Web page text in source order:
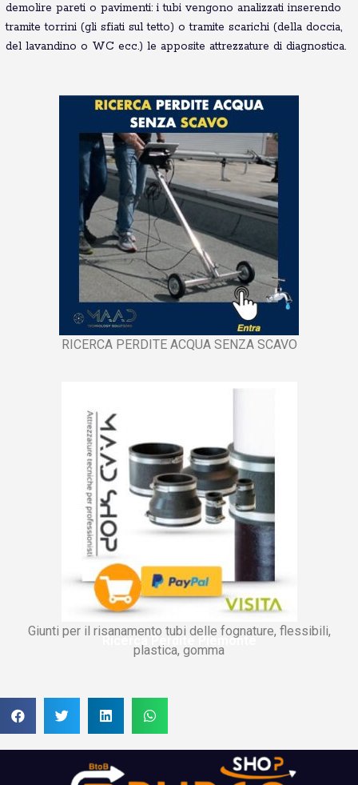
demolire pareti o pavimenti: i tubi vengono analizzati inserendo
tramite torrini (gli sfiati sul tetto) o tramite scarichi (della doccia,
del lavandino o WC ecc.) le apposite attrezzature di diagnostica.
RICERCA PERDITE ACQUA SENZA SCAVO
Giunti per il risanamento tubi delle fognature, flessibili,
plastica, gomma
Ricerca Perdite Piemonte